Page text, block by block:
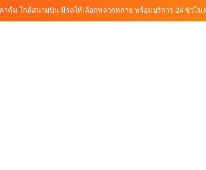
วิเคราะห์ตลาดรถเช่าภูเก็ต 3 เดือนข้างหน้า: สิงหาคม–ตุลาคม 2569